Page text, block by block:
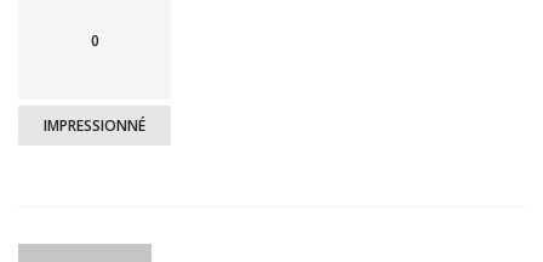
0
IMPRESSIONNÉ